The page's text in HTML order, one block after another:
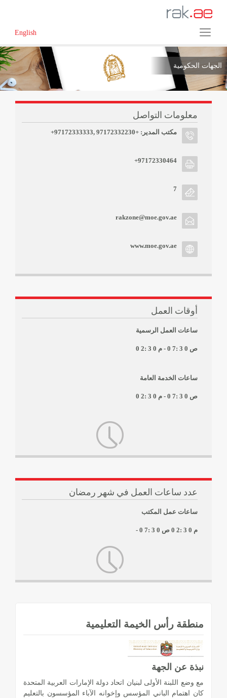
English
الجهات الحكومية
معلومات التواصل
+97172333333, مكتب المدير: +97172332230
+97172330464
7
rakzone@moe.gov.ae
www.moe.gov.ae
أوقات العمل
ساعات العمل الرسمية
0 2: 3 0 م - 0 7: 3 0 ص
ساعات الخدمة العامة
0 2: 3 0 م - 0 7: 3 0 ص
عدد ساعات العمل في شهر رمضان
ساعات عمل المكتب
- 0 7: 3 0 ص 0 2: 3 0 م
منطقة رأس الخيمة التعليمية
نبذة عن الجهة
مع وضع اللبنة الأولى لبنيان اتحاد دولة الإمارات العربية المتحدة
كان اهتمام الباني المؤسس وإخوانه الآباء المؤسسون بالتعليم